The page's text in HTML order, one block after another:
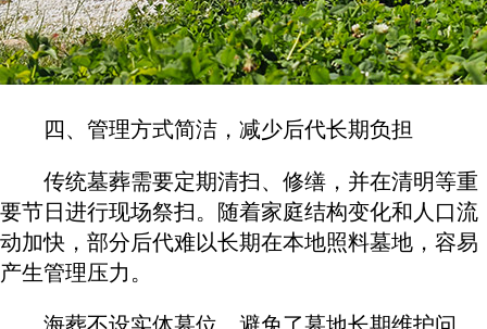
四、管理方式简洁，减少后代长期负担
传统墓葬需要定期清扫、修缮，并在清明等重
要节日进行现场祭扫。随着家庭结构变化和人口流
动加快，部分后代难以长期在本地照料墓地，容易
产生管理压力。